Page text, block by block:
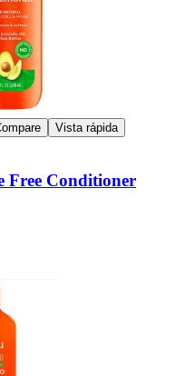
Vista rápida
Free Conditioner